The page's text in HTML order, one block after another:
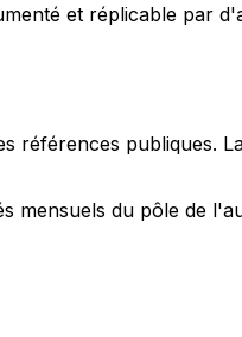
et réplicable par
références publiques.
mensuels du pôle de